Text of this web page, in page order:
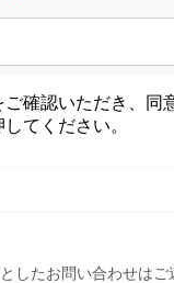
確認いただき、同
てください。
したお問い合わせはご